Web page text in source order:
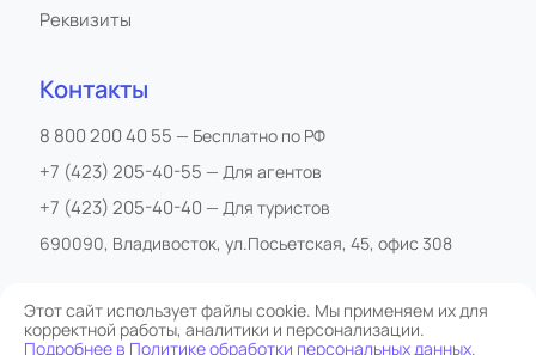
Реквизиты
Контакты
8 800 200 40 55 — Бесплатно по РФ
+7 (423) 205-40-55 — Для агентов
+7 (423) 205-40-40 — Для туристов
690090, Владивосток, ул.Посьетская, 45, офис 308
Все права защищены
Этот сайт использует файлы cookie. Мы применяем их для
корректной работы, аналитики и персонализации.
Подробнее в Политике обработки персональных данных.